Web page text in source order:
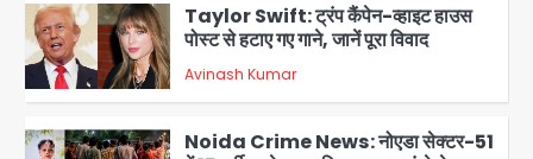
2
Taylor Swift: ट्रंप कैंपेन-व्हाइट हाउस
पोस्ट से हटाए गए गाने, जानें पूरा विवाद
Avinash Kumar
Noida Crime News: नोएडा सेक्टर-51